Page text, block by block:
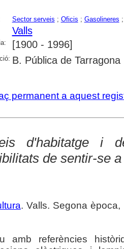
Sector serveis ; Oficis ; Gasolineres
Valls
[1900 - 1996]
B. Pública de Tarragona
permanent a aquest
d'habitatge
de sentir-se
. Valls. Segona
amb referències